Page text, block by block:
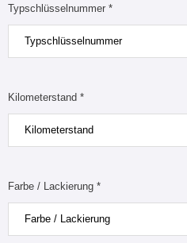
Typschlüsselnummer *
Kilometerstand *
Farbe / Lackierung *